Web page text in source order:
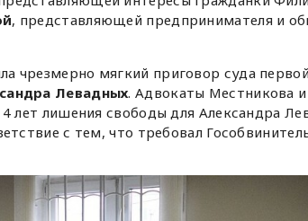
, представляющей предпринимателя и
чрезмерно мягкий приговор суда
Левадных. Адвокаты Местникова
лет лишения свободы для Александра
с тем, что требовал